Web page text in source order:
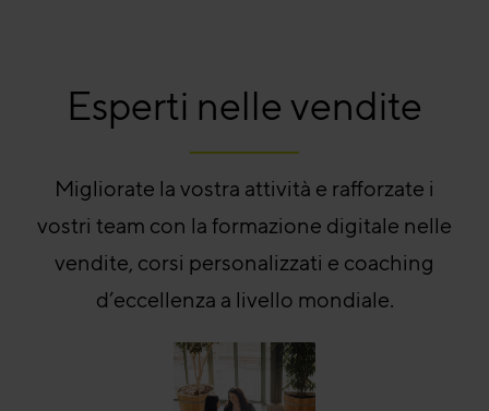
Esperti nelle vendite
Migliorate la vostra attività e rafforzate i
vostri team con la formazione digitale nelle
vendite, corsi personalizzati e coaching
d’eccellenza a livello mondiale.